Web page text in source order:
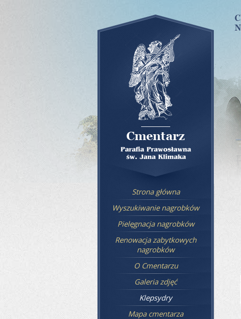
Strona główna
Wyszukiwanie nagrobków
Pielęgnacja nagrobków
Renowacja zabytkowych
nagrobków
O Cmentarzu
Galeria zdjęć
Klepsydry
Mapa cmentarza